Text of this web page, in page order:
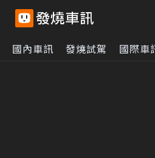
國內車訊 發燒試駕 國際車